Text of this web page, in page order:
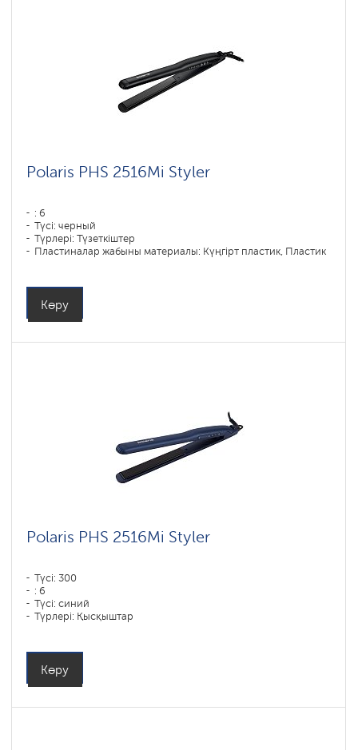
Polaris PHS 2516Mi Styler
: 6
Түсі: черный
Түрлері: Түзеткіштер
Пластиналар жабыны материалы: Күңгірт пластик, Пластик
Көру
Polaris PHS 2516Mi Styler
Түсі: 300
: 6
Түсі: синий
Түрлері: Қысқыштар
Көру